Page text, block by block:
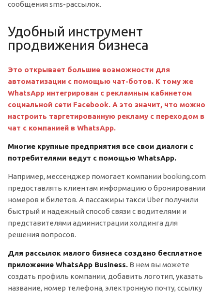
сообщения sms-рассылок.
Удобный инструмент
продвижения бизнеса
Это открывает большие возможности для
автоматизации с помощью чат-ботов. К тому же
WhatsApp интегрирован с рекламным кабинетом
социальной сети Facebook. А это значит, что можно
настроить таргетированную рекламу с переходом в
чат с компанией в WhatsApp.
Многие крупные предприятия все свои диалоги с
потребителями ведут с помощью WhatsApp.
Например, мессенджер помогает компании booking.com
предоставлять клиентам информацию о бронировании
номеров и билетов. А пассажиры такси Uber получили
быстрый и надежный способ связи с водителями и
представителями администрации холдинга для
решения вопросов.
Для рассылок малого бизнеса создано бесплатное
приложение WhatsApp Business. В нем вы можете
создать профиль компании, добавить логотип, указать
название, номер телефона, электронную почту, ссылку